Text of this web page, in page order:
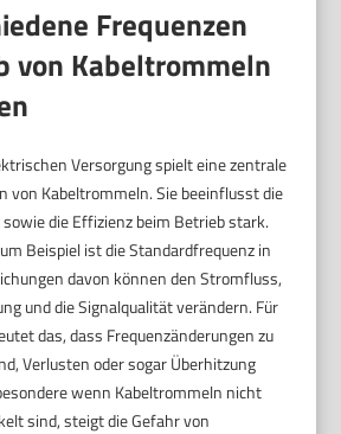
Frequenzen
von Kabeltrommeln
Versorgung spielt eine zentrale
von Kabeltrommeln. Sie beeinflusst die
die Effizienz beim Betrieb stark.
Beispiel ist die Standardfrequenz in
davon können den Stromfluss,
und die Signalqualität verändern. Für
das, dass Frequenzänderungen zu
Verlusten oder sogar Überhitzung
wenn Kabeltrommeln nicht
sind, steigt die Gefahr von